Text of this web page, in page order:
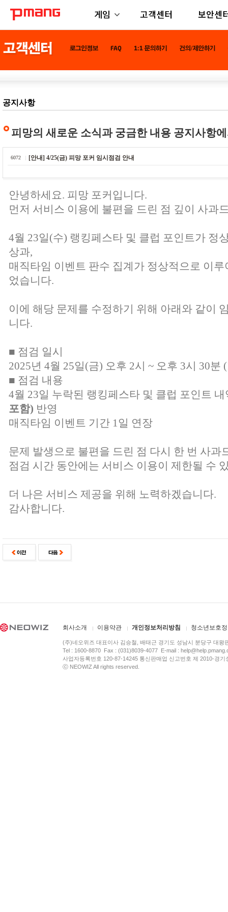
게임 고객센터 보안센
공지사항
피망의 새로운 소식과 궁금한 내용 공지사항
6072 [안내] 4/25(금) 피망 포커 임시점검 안내
안녕하세요. 피망 포커입니다.
먼저 서비스 이용에 불편을 드린 점 깊이 사과
4월 23일(수) 랭킹페스타 및 클럽 포인트가 정
상과,
매직타임 이벤트 판수 집계가 정상적으로 이
었습니다.
이에 해당 문제를 수정하기 위해 아래와 같이
니다.
■ 점검 일시
2025년 4월 25일(금) 오후 2시 ~ 오후 3시 30분
■ 점검 내용
4월 23일 누락된 랭킹페스타 및 클럽 포인트
포함) 반영
매직타임 이벤트 기간 1일 연장
문제 발생으로 불편을 드린 점 다시 한 번 사과
점검 시간 동안에는 서비스 이용이 제한될 수
더 나은 서비스 제공을 위해 노력하겠습니다.
감사합니다.
회사소개 이용약관 개인정보처리방침 청소년보호
(주)네오위즈 대표이사 김승철, 배태근 경기도 성남시 분당구 대왕
Tel : 1600-8870 Fax : (031)8039-4077 E-mail :
사업자등록번호 120-87-14245 통신판매업 신고번호 제 2010-경
ⓒ NEOWIZ All rights reserved.